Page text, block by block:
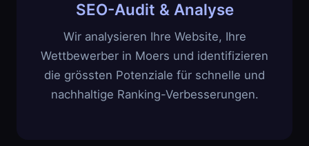
SEO-Audit & Analyse
Wir analysieren Ihre Website, Ihre
Wettbewerber in Moers und identifizieren
die grössten Potenziale für schnelle und
nachhaltige Ranking-Verbesserungen.